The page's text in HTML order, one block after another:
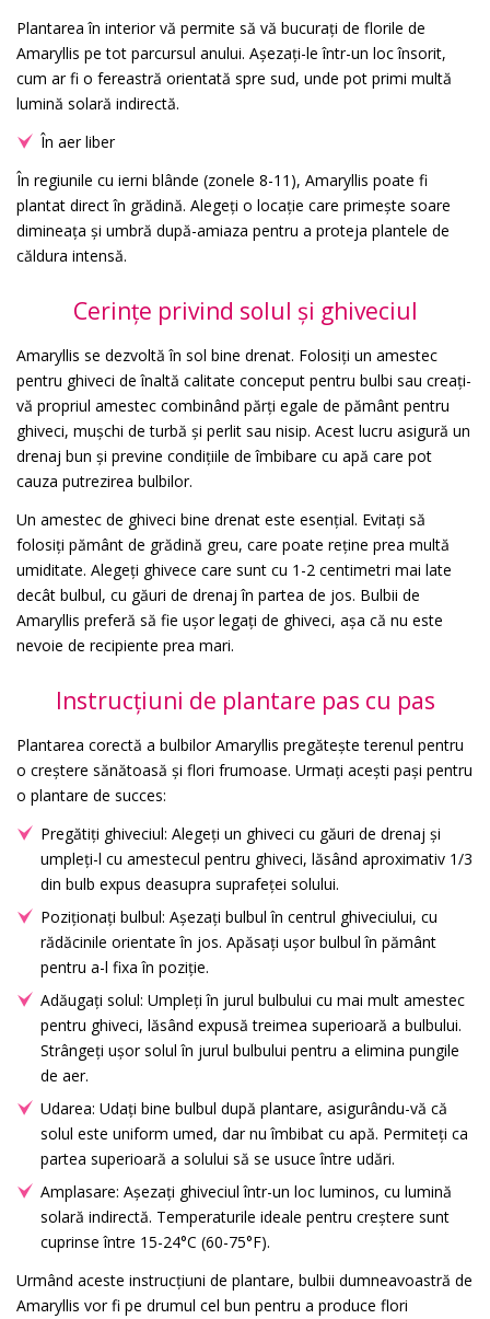
Plantarea în interior vă permite să vă bucurați de florile de
Amaryllis pe tot parcursul anului. Așezați-le într-un loc însorit,
cum ar fi o fereastră orientată spre sud, unde pot primi multă
lumină solară indirectă.
În aer liber
În regiunile cu ierni blânde (zonele 8-11), Amaryllis poate fi
plantat direct în grădină. Alegeți o locație care primește soare
dimineața și umbră după-amiaza pentru a proteja plantele de
căldura intensă.
Cerințe privind solul și ghiveciul
Amaryllis se dezvoltă în sol bine drenat. Folosiți un amestec
pentru ghiveci de înaltă calitate conceput pentru bulbi sau creați-
vă propriul amestec combinând părți egale de pământ pentru
ghiveci, mușchi de turbă și perlit sau nisip. Acest lucru asigură un
drenaj bun și previne condițiile de îmbibare cu apă care pot
cauza putrezirea bulbilor.
Un amestec de ghiveci bine drenat este esențial. Evitați să
folosiți pământ de grădină greu, care poate reține prea multă
umiditate. Alegeți ghivece care sunt cu 1-2 centimetri mai late
decât bulbul, cu găuri de drenaj în partea de jos. Bulbii de
Amaryllis preferă să fie ușor legați de ghiveci, așa că nu este
nevoie de recipiente prea mari.
Instrucțiuni de plantare pas cu pas
Plantarea corectă a bulbilor Amaryllis pregătește terenul pentru
o creștere sănătoasă și flori frumoase. Urmați acești pași pentru
o plantare de succes:
Pregătiți ghiveciul: Alegeți un ghiveci cu găuri de drenaj și
umpleți-l cu amestecul pentru ghiveci, lăsând aproximativ 1/3
din bulb expus deasupra suprafeței solului.
Poziționați bulbul: Așezați bulbul în centrul ghiveciului, cu
rădăcinile orientate în jos. Apăsați ușor bulbul în pământ
pentru a-l fixa în poziție.
Adăugați solul: Umpleți în jurul bulbului cu mai mult amestec
pentru ghiveci, lăsând expusă treimea superioară a bulbului.
Strângeți ușor solul în jurul bulbului pentru a elimina pungile
de aer.
Udarea: Udați bine bulbul după plantare, asigurându-vă că
solul este uniform umed, dar nu îmbibat cu apă. Permiteți ca
partea superioară a solului să se usuce între udări.
Amplasare: Așezați ghiveciul într-un loc luminos, cu lumină
solară indirectă. Temperaturile ideale pentru creștere sunt
cuprinse între 15-24°C (60-75°F).
Urmând aceste instrucțiuni de plantare, bulbii dumneavoastră de
Amaryllis vor fi pe drumul cel bun pentru a produce flori